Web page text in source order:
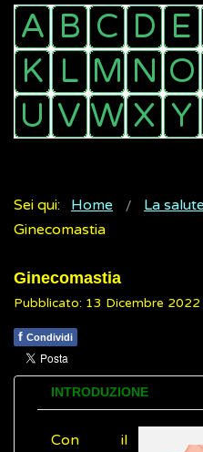
Sei qui: Home La
Ginecomastia
Ginecomastia
Pubblicato: 13 Dicembre 2022
f Condividi
INTRODUZIONE
Con il